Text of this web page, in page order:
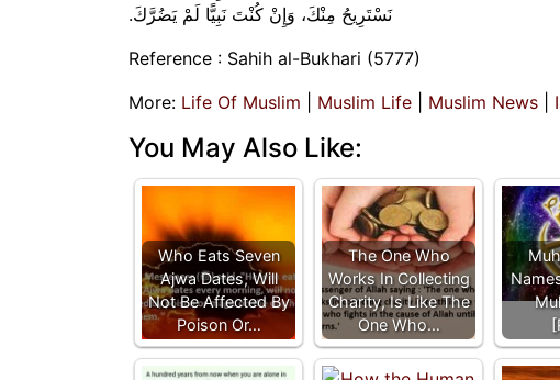
نَسْتَرِيحُ مِنْكَ، وَإِنْ كُنْتَ نَبِيًّا لَمْ يَضُرَّكَ‏.‏
Reference : Sahih al-Bukhari (5777)
More: Life Of Muslim Muslim Life Muslim News
You May Also Like:
Who Eats Seven
Ajwa Dates, Will
Not Be Affected By
Poison Or…
The One Who
Works In Collecting
Charity, Is Like The
One Who…